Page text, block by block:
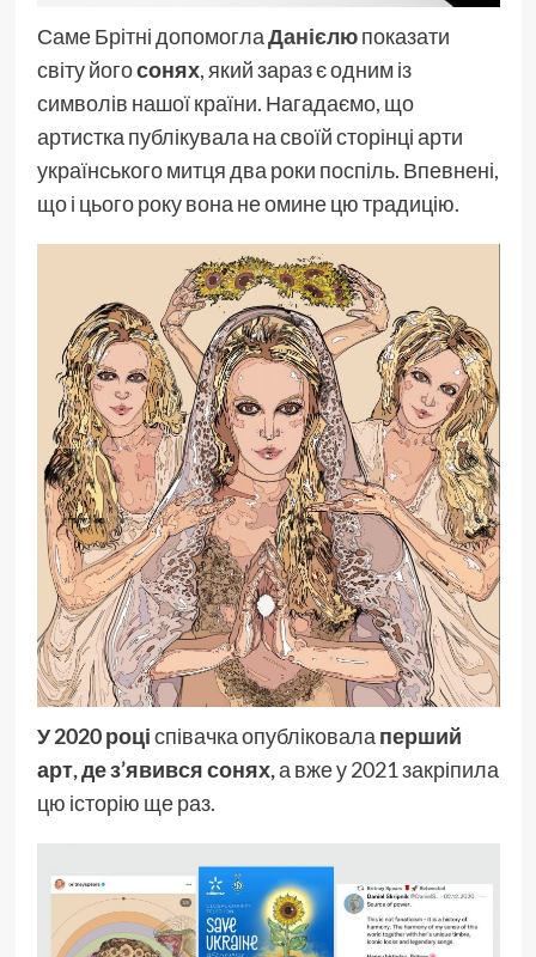
Саме Брітні допомоглаДанієлюпоказати
світу йогосонях, який зараз є одним із
символів нашої країни. Нагадаємо, що
артистка публікувала на своїй сторінці арти
українського митця два роки поспіль. Впевнені,
що і цього року вона не омине цю традицію.
У 2020 роціспівачка опубліковала перший
арт, де з’явився сонях,а вже у 2021 закріпила
цю історію ще раз.